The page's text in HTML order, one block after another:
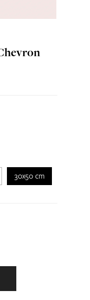
30x50 cm